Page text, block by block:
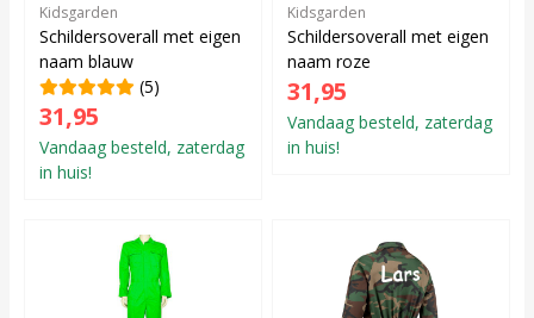
Kidsgarden
Schildersoverall met eigen
naam blauw
(5)
31,95
Vandaag besteld, zaterdag
in huis!
Kidsgarden
Schildersoverall met eigen
naam roze
31,95
Vandaag besteld, zaterdag
in huis!